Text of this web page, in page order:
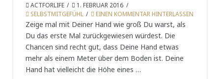
ACTFORLIFE
1. FEBRUAR 2016
SELBSTMITGEFÜHL
EINEN KOMMENTAR HINTERLASSEN
Zeige mal mit Deiner Hand wie groß Du warst, als
Du das erste Mal zurückgewiesen würdest. Die
Chancen sind recht gut, dass Deine Hand etwas
mehr als einem Meter über dem Boden ist. Deine
Hand hat vielleicht die Höhe eines …